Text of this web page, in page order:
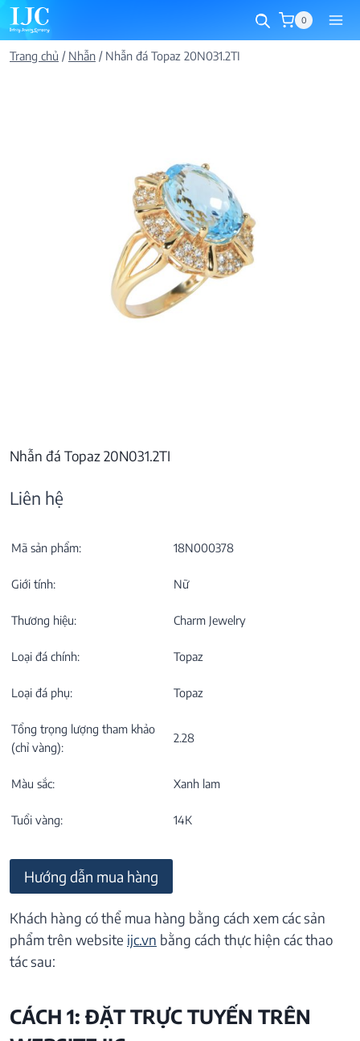
Skip
to
content
0
Trang chủ / Nhẫn / Nhẫn đá Topaz 20N031.2TI
Nhẫn đá Topaz 20N031.2TI
Liên hệ
Mã sản phẩm: 18N000378
Giới tính: Nữ
Thương hiệu: Charm Jewelry
Loại đá chính: Topaz
Loại đá phụ: Topaz
Tổng trọng lượng tham khảo
(chỉ vàng):
2.28
Màu sắc: Xanh lam
Tuổi vàng: 14K
Hướng dẫn mua hàng
Khách hàng có thể mua hàng bằng cách xem các sản
phẩm trên website ijc.vn bằng cách thực hiện các thao
tác sau:
CÁCH 1: ĐẶT TRỰC TUYẾN TRÊN